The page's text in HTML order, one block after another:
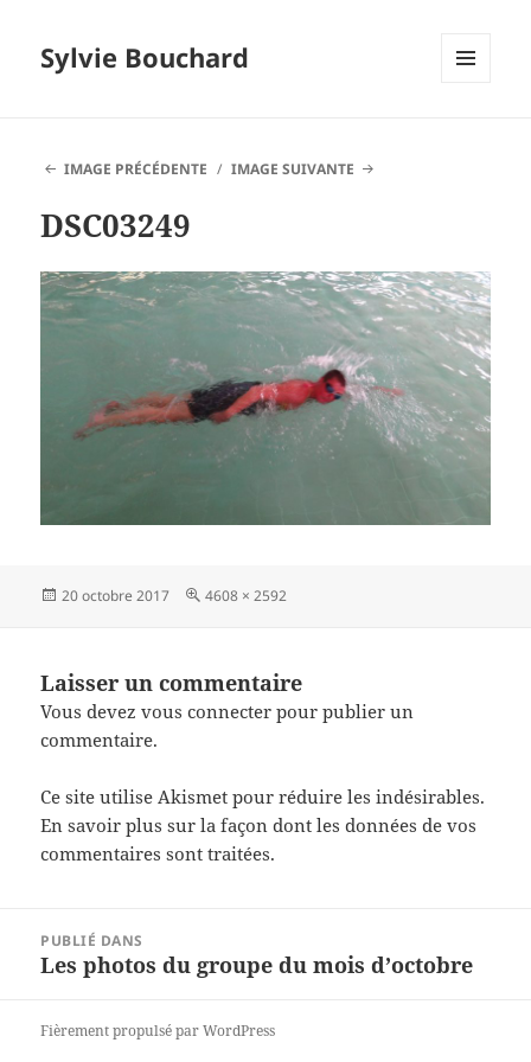
Sylvie Bouchard
IMAGE PRÉCÉDENTE
IMAGE SUIVANTE
DSC03249
Publié
20 octobre 2017
Taille
4608 × 2592
Laisser un commentaire
Vous devezvous connecter pour publier un
commentaire.
Ce site utilise Akismet pour réduire les indésirables.
En savoir plus sur la façon dont les données de vos
commentaires sont traitées.
l’article
PUBLIÉ DANS
Les photos du groupe du mois d’octobre
Fièrement propulsé par WordPress